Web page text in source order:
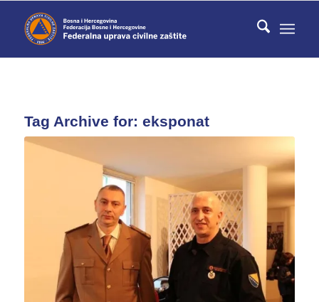
Tag Archive for: eksponat